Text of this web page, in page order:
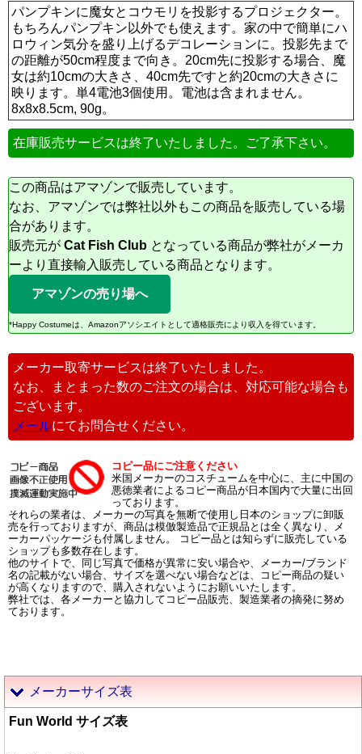
パンプキンに魔女とコウモリを投影するプロジェクター。
もちろんパンプキン以外でも使えます。家の中で簡単にハ
ロウィン気分を盛り上げるデコレーションに。投影先まで
の距離が50cm程度まで向き。20cm先に投影する場合、魔
女は約10cmの大きさ、40cm先ですと約20cmの大きさに
映ります。単4電池3個使用。電池は含まれません。
8x8x8.5cm, 90g。
在庫販売サービスは終了いたしました。ご了承下さい。
この商品はアマゾンで販売しています。
なお、アマゾンでは弊社以外もこの商品を販売している場
合があります。
販売元が Cat Fish Club となっている商品が弊社がメーカ
ーより直接輸入販売している商品となります。
アマゾンの売り場へ
*Happy Costumeは、Amazonアソシエイトとして適格販売により収入を得ています。
メーカー取寄サービスは終了いたしました。
なお、まとまった数のご注文の場合は、対応可能な場合も
ございます。
メールにてお問合せください。
コピー品にご注意ください
米国メーカーのコスチュームを中心に、主に中国の
悪徳業者によるコピー商品が日本国内で大量に出回
っております。
それらの業者は、メーカーの写真を無断で使用し日本のショップに卸販
売を行っておりますが、商品は模倣製造品で正規品とは全く異なり、メ
ーカーパッケージも付属しません。 コピー品とは知らずに販売している
ショップも多数存在します。
他のサイトで、同じ写真で価格が異常に安い場合や、メーカー/ブランド
名の記載がない場合、サイズを選べない場合などは、コピー商品の疑い
が高くなりますので、購入されないようにお願いいたします。
弊社では、各メーカーと協力してコピー品販売、製造業者の摘発に努め
ております。
メーカーサイズ表
Fun World サイズ表